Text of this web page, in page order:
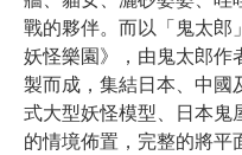
戰的夥伴。而以「鬼太郎
妖怪樂園》，由鬼太郎作
製而成，集結日本、中國
式大型妖怪模型、日本鬼
的情境佈置，完整的將平